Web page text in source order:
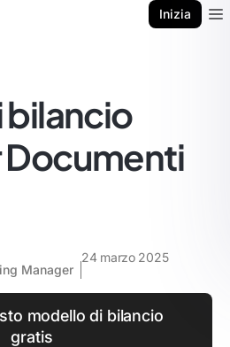
Inizia
bilancio
Documenti
Manager
24 marzo 2025
modello di bilancio
gratis